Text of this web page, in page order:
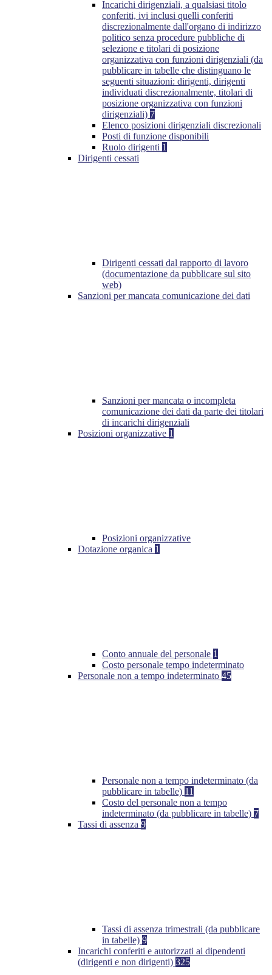
Incarichi dirigenziali, a qualsiasi titolo
conferiti, ivi inclusi quelli conferiti
discrezionalmente dall'organo di indirizzo
politico senza procedure pubbliche di
selezione e titolari di posizione
organizzativa con funzioni dirigenziali (da
pubblicare in tabelle che distinguano le
seguenti situazioni: dirigenti, dirigenti
individuati discrezionalmente, titolari di
posizione organizzativa con funzioni
dirigenziali) 7
Elenco posizioni dirigenziali discrezionali
Posti di funzione disponibili
Ruolo dirigenti 1
Dirigenti cessati
Dirigenti cessati dal rapporto di lavoro
(documentazione da pubblicare sul sito
web)
Sanzioni per mancata comunicazione dei dati
Sanzioni per mancata o incompleta
comunicazione dei dati da parte dei titolari
di incarichi dirigenziali
Posizioni organizzative 1
Posizioni organizzative
Dotazione organica 1
Conto annuale del personale 1
Costo personale tempo indeterminato
Personale non a tempo indeterminato 45
Personale non a tempo indeterminato (da
pubblicare in tabelle) 11
Costo del personale non a tempo
indeterminato (da pubblicare in tabelle) 7
Tassi di assenza 9
Tassi di assenza trimestrali (da pubblicare
in tabelle) 9
Incarichi conferiti e autorizzati ai dipendenti
(dirigenti e non dirigenti) 325